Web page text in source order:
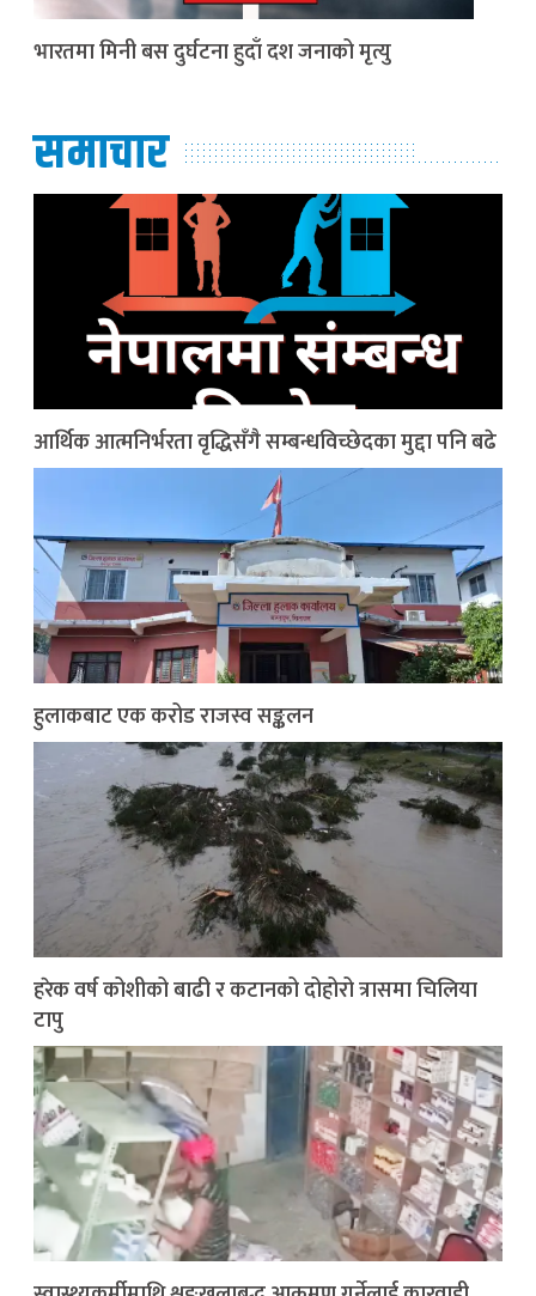
भारतमा मिनी बस दुर्घटना हुदाँ दश जनाको मृत्यु
समाचार
आर्थिक आत्मनिर्भरता वृद्धिसँगै सम्बन्धविच्छेदका मुद्दा पनि बढे
हुलाकबाट एक करोड राजस्व सङ्कलन
हरेक वर्ष कोशीको बाढी र कटानको दोहोरो त्रासमा चिलिया
टापु